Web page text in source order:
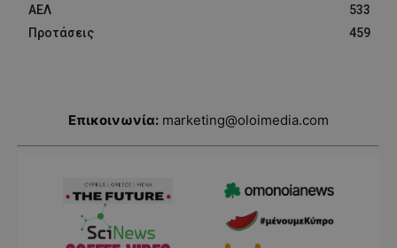
ΑΕΛ
533
Προτάσεις
459
Επικοινωνία: marketing@oloimedia.com